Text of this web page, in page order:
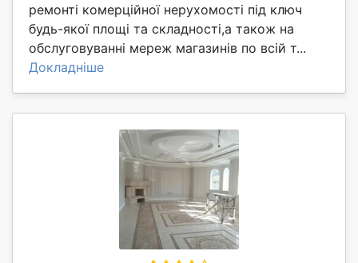
ремонті комерційної нерухомості під ключ
будь-якої площі та складності,а також на
обслуговуванні мереж магазинів по всій т...
Докладніше